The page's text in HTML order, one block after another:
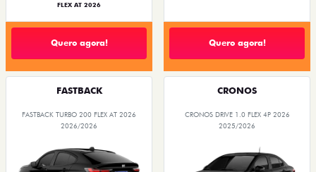
FLEX AT 2026
Quero agora! Quero agora!
FASTBACK
FASTBACK TURBO 200 FLEX AT 2026
2026/2026
CRONOS
CRONOS DRIVE 1.0 FLEX 4P 2026
2025/2026